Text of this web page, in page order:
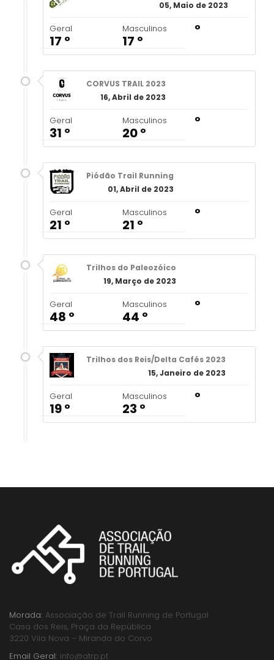
05, Maio de 2023
Geral
17 º
Masculinos
17 º
º
CORVUS TRAIL 2023
16, Abril de 2023
Geral
31 º
Masculinos
20 º
º
Piódão Trail Running
01, Abril de 2023
Geral
21 º
Masculinos
21 º
º
Trilhos do Paleozóico
19, Março de 2023
Geral
48 º
Masculinos
44 º
º
Trilhos dos Reis/Delta Cafés 2023
15, Janeiro de 2023
Geral
19 º
Masculinos
23 º
º
Morada: Associação de Trail Running de Portugal
Casa dos Reis, Praça da República
3220 Vila Nova – Miranda do Corvo
Email Geral: info@atrp.pt